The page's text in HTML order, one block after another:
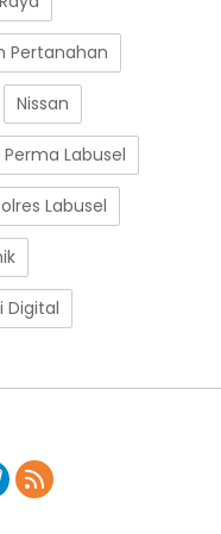
Pertanahan
Nissan
Perma Labusel
Labusel
Digital